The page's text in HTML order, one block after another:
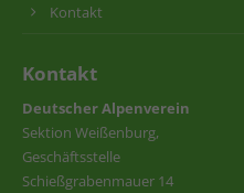
Kontakt
Kontakt
Deutscher Alpenverein
Sektion Weißenburg,
Geschäftsstelle
Schießgrabenmauer 14